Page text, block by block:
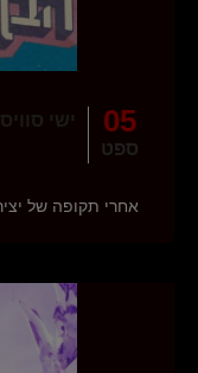
05
ספט
ישי
אחרי תקופה של